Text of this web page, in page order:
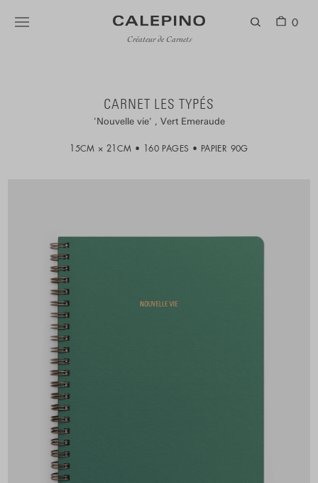
Créateur de Carnets
0
CARNET LES TYPÉS
Nouvelle vie Vert Emeraude
15CM × 21CM 160 PAGES PAPIER 90G